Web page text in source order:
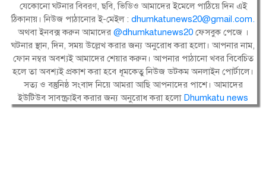
যেকোনো ঘটনার বিবরণ, ছবি, ভিডিও আমাদের ইমেলে পাঠিয়ে দিন এই
ঠিকানায়। নিউজ পাঠানোর ই-মেইল : dhumkatunews20@gmail.com.
অথবা ইনবক্স করুন আমাদের@dhumkatunews20 ফেসবুক পেজে ।
ঘটনার স্থান, দিন, সময় উল্লেখ করার জন্য অনুরোধ করা হলো। আপনার নাম,
ফোন নম্বর অবশ্যই আমাদের শেয়ার করুন। আপনার পাঠানো খবর বিবেচিত
হলে তা অবশ্যই প্রকাশ করা হবে ধূমকেতু নিউজ ডটকম অনলাইন পোর্টালে।
সত্য ও বস্তুনিষ্ঠ সংবাদ নিয়ে আমরা আছি আপনাদের পাশে। আমাদের
ইউটিউব সাবস্ক্রাইব করার জন্য অনুরোধ করা হলো Dhumkatu news